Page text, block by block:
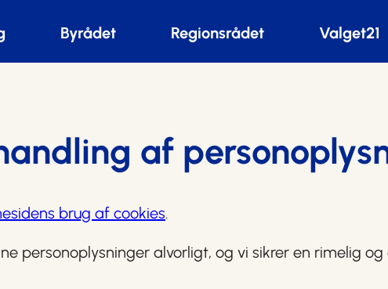
Byrådet Regionsrådet Valget21
af
brug af cookies.
personoplysninger alvorligt, og vi sikrer en rimelig